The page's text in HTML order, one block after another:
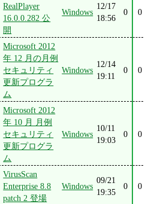
RealPlayer
16.0.0.282 公
開
Windows
12/17
18:56
0 0
Microsoft 2012
年 12 月の月例
セキュリティ
更新プログラ
ム
Windows
12/14
19:11
0 0
Microsoft 2012
年 10 月 月例
セキュリティ
更新プログラ
ム
Windows
10/11
19:03
0 0
VirusScan
Enterprise 8.8
patch 2 登場
Windows
09/21
19:35
0 0